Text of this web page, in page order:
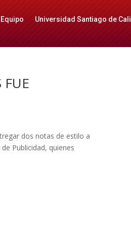
Universidad Santiago de Cali
dos notas de estilo a
Publicidad, quienes